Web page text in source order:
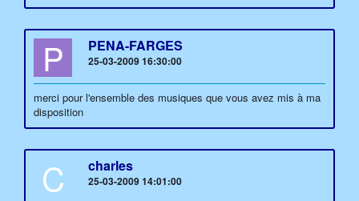
P PENA-FARGES
25-03-2009 16:30:00
merci pour l'ensemble des musiques que vous avez mis à ma
disposition
C charles
25-03-2009 14:01:00